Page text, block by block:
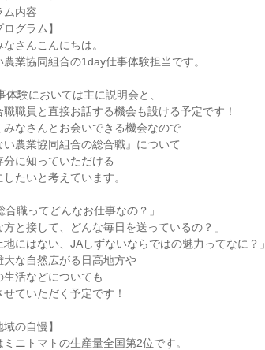
ム内容
ログラム】
さんこんにちは。
農業協同組合の1day仕事体験担当です。
体験においては主に説明会と、
職職員と直接お話する機会も設ける予定です！
みなさんとお会いできる機会なので
い農業協同組合の総合職』について
分に知っていただける
したいと考えています。
合職ってどんなお仕事なの？」
方と接して、どんな毎日を送っているの？」
地にはない、JAしずないならではの魅力ってなに？」
大な自然広がる日高地方や
生活などについても
せていただく予定です！
域の自慢】
ニトマトの生産量全国第2位です。